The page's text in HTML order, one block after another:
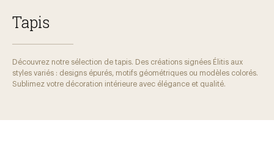
Tapis
Découvrez notre sélection de tapis. Des créations signées Élitis aux
styles variés : designs épurés, motifs géométriques ou modèles colorés.
Sublimez votre décoration intérieure avec élégance et qualité.